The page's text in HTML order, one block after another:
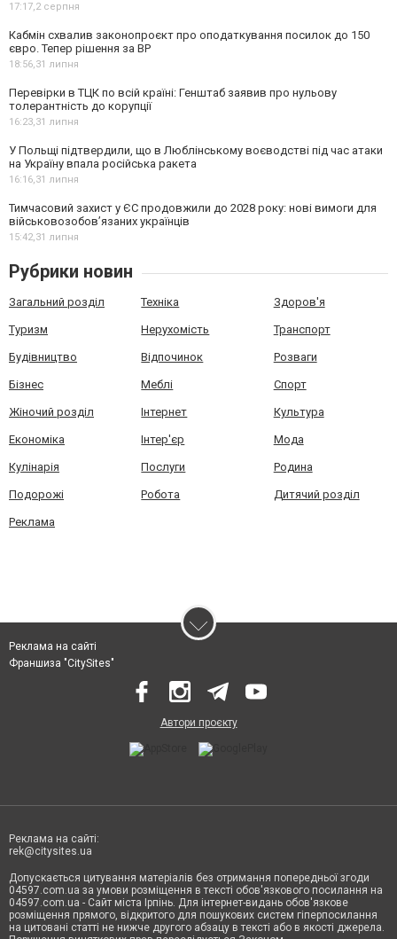
17:17,2 серпня
Кабмін схвалив законопроєкт про оподаткування посилок до 150
євро. Тепер рішення за ВР
18:56,31 липня
Перевірки в ТЦК по всій країні: Генштаб заявив про нульову
толерантність до корупції
16:23,31 липня
У Польщі підтвердили, що в Люблінському воєводстві під час атаки
на Україну впала російська ракета
16:16,31 липня
Тимчасовий захист у ЄС продовжили до 2028 року: нові вимоги для
військовозобов’язаних українців
15:42,31 липня
Рубрики новин
Загальний розділ Техніка Здоров'я
Туризм Нерухомість Транспорт
Будівництво Відпочинок Розваги
Бізнес Меблі Спорт
Жіночий розділ Інтернет Культура
Економіка Інтер'єр Мода
Кулінарія Послуги Родина
Подорожі Робота Дитячий розділ
Реклама
Реклама на сайті
Франшиза "CitySites"
Автори проєкту
Реклама на сайті:
rek@citysites.ua
Допускається цитування матеріалів без отримання попередньої згоди
04597.com.ua за умови розміщення в тексті обов'язкового посилання на
04597.com.ua - Сайт міста Ірпінь. Для інтернет-видань обов'язкове
розміщення прямого, відкритого для пошукових систем гіперпосилання
на цитовані статті не нижче другого абзацу в тексті або в якості джерела.